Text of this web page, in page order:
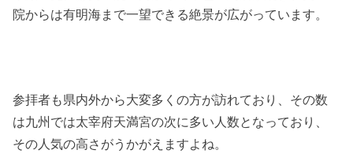
院からは有明海まで一望できる絶景が広がっています。
参拝者も県内外から大変多くの方が訪れており、その数
は九州では太宰府天満宮の次に多い人数となっており、
その人気の高さがうかがえますよね。